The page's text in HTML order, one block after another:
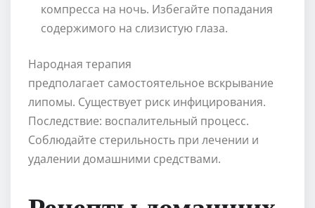
компресса на ночь. Избегайте попадания
содержимого на слизистую глаза.
Народная терапия
предполагает самостоятельное вскрывание
липомы. Существует риск инфицирования.
Последствие: воспалительный процесс.
Соблюдайте стерильность при лечении и
удалении домашними средствами.